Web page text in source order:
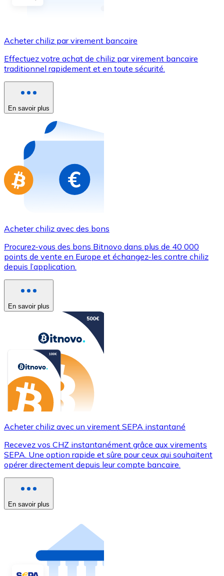
Utilisez les cartes Visa et Mastercard pour acheter
Acheter avec carte
Nouveau
Achetez des cartes-cadeaux de vos marques
Aller à la boutique de cartes-cadeaux
Acheter chiliz par virement bancaire
Effectuez votre achat de chiliz par virement bancaire
traditionnel rapidement et en toute sécurité.
En savoir plus
Acheter chiliz avec des bons
Procurez-vous des bons Bitnovo dans plus de 40 000
points de vente en Europe et échangez-les contre chiliz
depuis l’application.
En savoir plus
Acheter chiliz avec un virement SEPA instantané
Recevez vos CHZ instantanément grâce aux virements
SEPA. Une option rapide et sûre pour ceux qui souhaitent
opérer directement depuis leur compte bancaire.
En savoir plus